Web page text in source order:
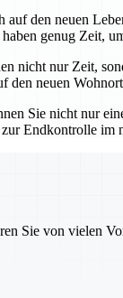
den neuen
genug Zeit,
nicht nur Zeit,
den neuen
Sie nicht nur
Endkontrolle im
Sie von vielen